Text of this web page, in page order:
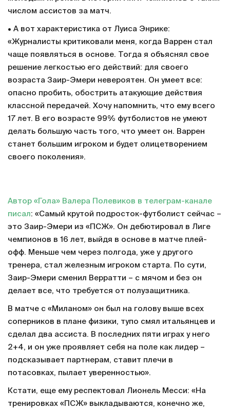
числом ассистов за матч.
• А вот характеристика от Луиса Энрике:
«Журналисты критиковали меня, когда Варрен стал
чаще появляться в основе. Тогда я объяснял свое
решение легкостью его действий: для своего
возраста Заир-Эмери невероятен. Он умеет все:
опасно пробить, обострить атакующие действия
классной передачей. Хочу напомнить, что ему всего
17 лет. В его возрасте 99% футболистов не умеют
делать большую часть того, что умеет он. Варрен
станет большим игроком и будет олицетворением
своего поколения».
Автор «Гола» Валера Полевиков в телеграм-канале
писал: «Самый крутой подросток-футболист сейчас –
это Заир-Эмери из «ПСЖ». Он дебютировал в Лиге
чемпионов в 16 лет, выйдя в основе в матче плей-
офф. Меньше чем через полгода, уже у другого
тренера, стал железным игроком старта. По сути,
Заир-Эмери сменил Верратти – с мячом и без он
делает все, что требуется от полузащитника.
В матче с «Миланом» он был на голову выше всех
соперников в плане физики, тупо смял итальянцев и
сделал два ассиста. В последних пяти играх у него
2+4, и он уже проявляет себя на поле как лидер –
подсказывает партнерам, ставит плечи в
потасовках, пылает уверенностью».
Кстати, еще ему респектовал Лионель Месси: «На
тренировках «ПСЖ» выкладываются, конечно же,